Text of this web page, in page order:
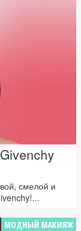
смелой и
МОДНЫЙ МАКИЯЖ